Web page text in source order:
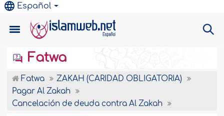
Español
Fatwa
Fatwa
ZAKAH (CARIDAD OBLIGATORIA)
Pagar Al Zakah
Cancelación de deuda contra Al Zakah